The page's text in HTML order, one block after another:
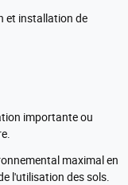
et installation de
importante ou
maximal en
l'utilisation des sols.